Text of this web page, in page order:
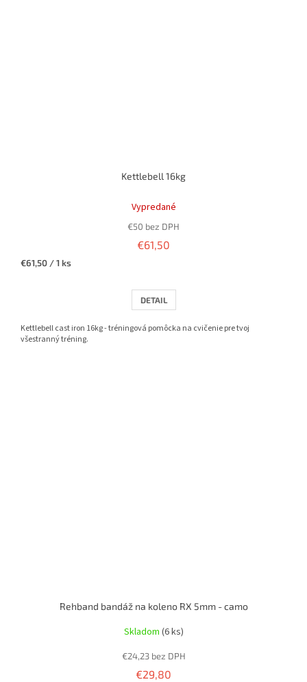
Kettlebell 16kg
z
5
Vypredané
€50 bez DPH
€61,50
Jednotková
€61,50 / 1 ks
DETAIL
Kettlebell cast iron 16kg - tréningová pomôcka na cvičenie pre tvoj
všestranný tréning.
Rehband bandáž na koleno RX 5mm - camo
Skladom (6 ks)
€24,23 bez DPH
€29,80